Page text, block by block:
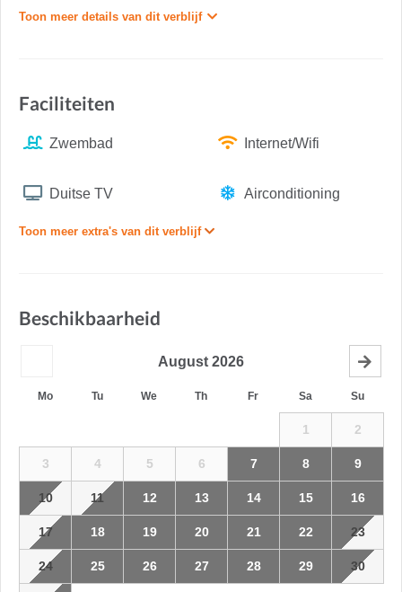
Toon meer details van dit verblijf
Faciliteiten
Zwembad Internet/Wifi
Duitse TV Airconditioning
Toon meer extra's van dit verblijf
Beschikbaarheid
August 2026
Mo Tu We Th Fr Sa Su
1 2
3 4 5 6 7 8 9
10 11 12 13 14 15 16
17 18 19 20 21 22 23
24 25 26 27 28 29 30